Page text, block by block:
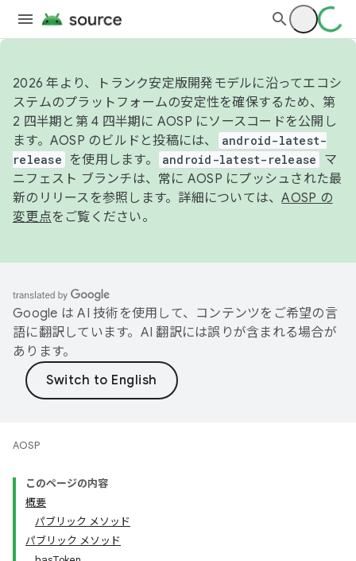
2026 年より、トランク安定版開発モデルに沿ってエコシ
ステムのプラットフォームの安定性を確保するため、第
2 四半期と第 4 四半期に AOSP にソースコードを公開し
ます。AOSP のビルドと投稿には、
android-latest-
release
を使用します。 android-latest-release
マ
ニフェスト ブランチは、常に AOSP にプッシュされた最
新のリリースを参照します。詳細については、AOSP の
変更点をご覧ください。
Google は AI 技術を使用して、コンテンツをご希望の言
語に翻訳しています。AI 翻訳には誤りが含まれる場合が
あります。
AOSP
このページの内容
概要
パブリック メソッド
パブリック メソッド